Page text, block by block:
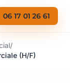
06 17 01 26 61
/
(H/F)